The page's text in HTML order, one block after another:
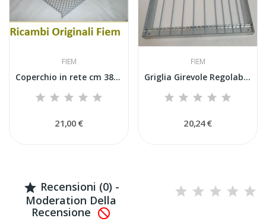
FIEM
Coperchio in rete cm 38x35 per cassetto schiusa...
21,00 €
FIEM
Griglia Girevole Regolabile porta inserti per...
20,24 €
 Recensioni (0) -
Moderation Della
Recensione 